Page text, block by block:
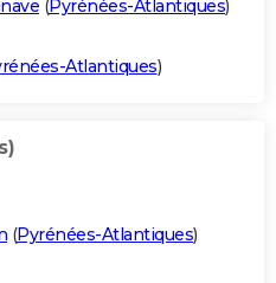
(Pyrénées-Atlantiques)
Atlantiques)
(Pyrénées-Atlantiques)